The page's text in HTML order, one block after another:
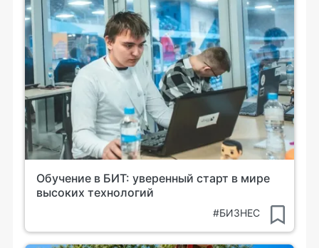
Обучение в БИТ: уверенный старт в мире
высоких технологий
#БИЗНЕС